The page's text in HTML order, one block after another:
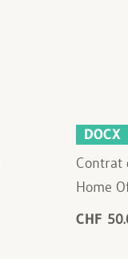
DOCX
Contrat
Home
CHF